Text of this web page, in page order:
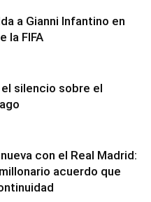
a Gianni Infantino en
la FIFA
silencio sobre el
con el Real Madrid:
acuerdo que